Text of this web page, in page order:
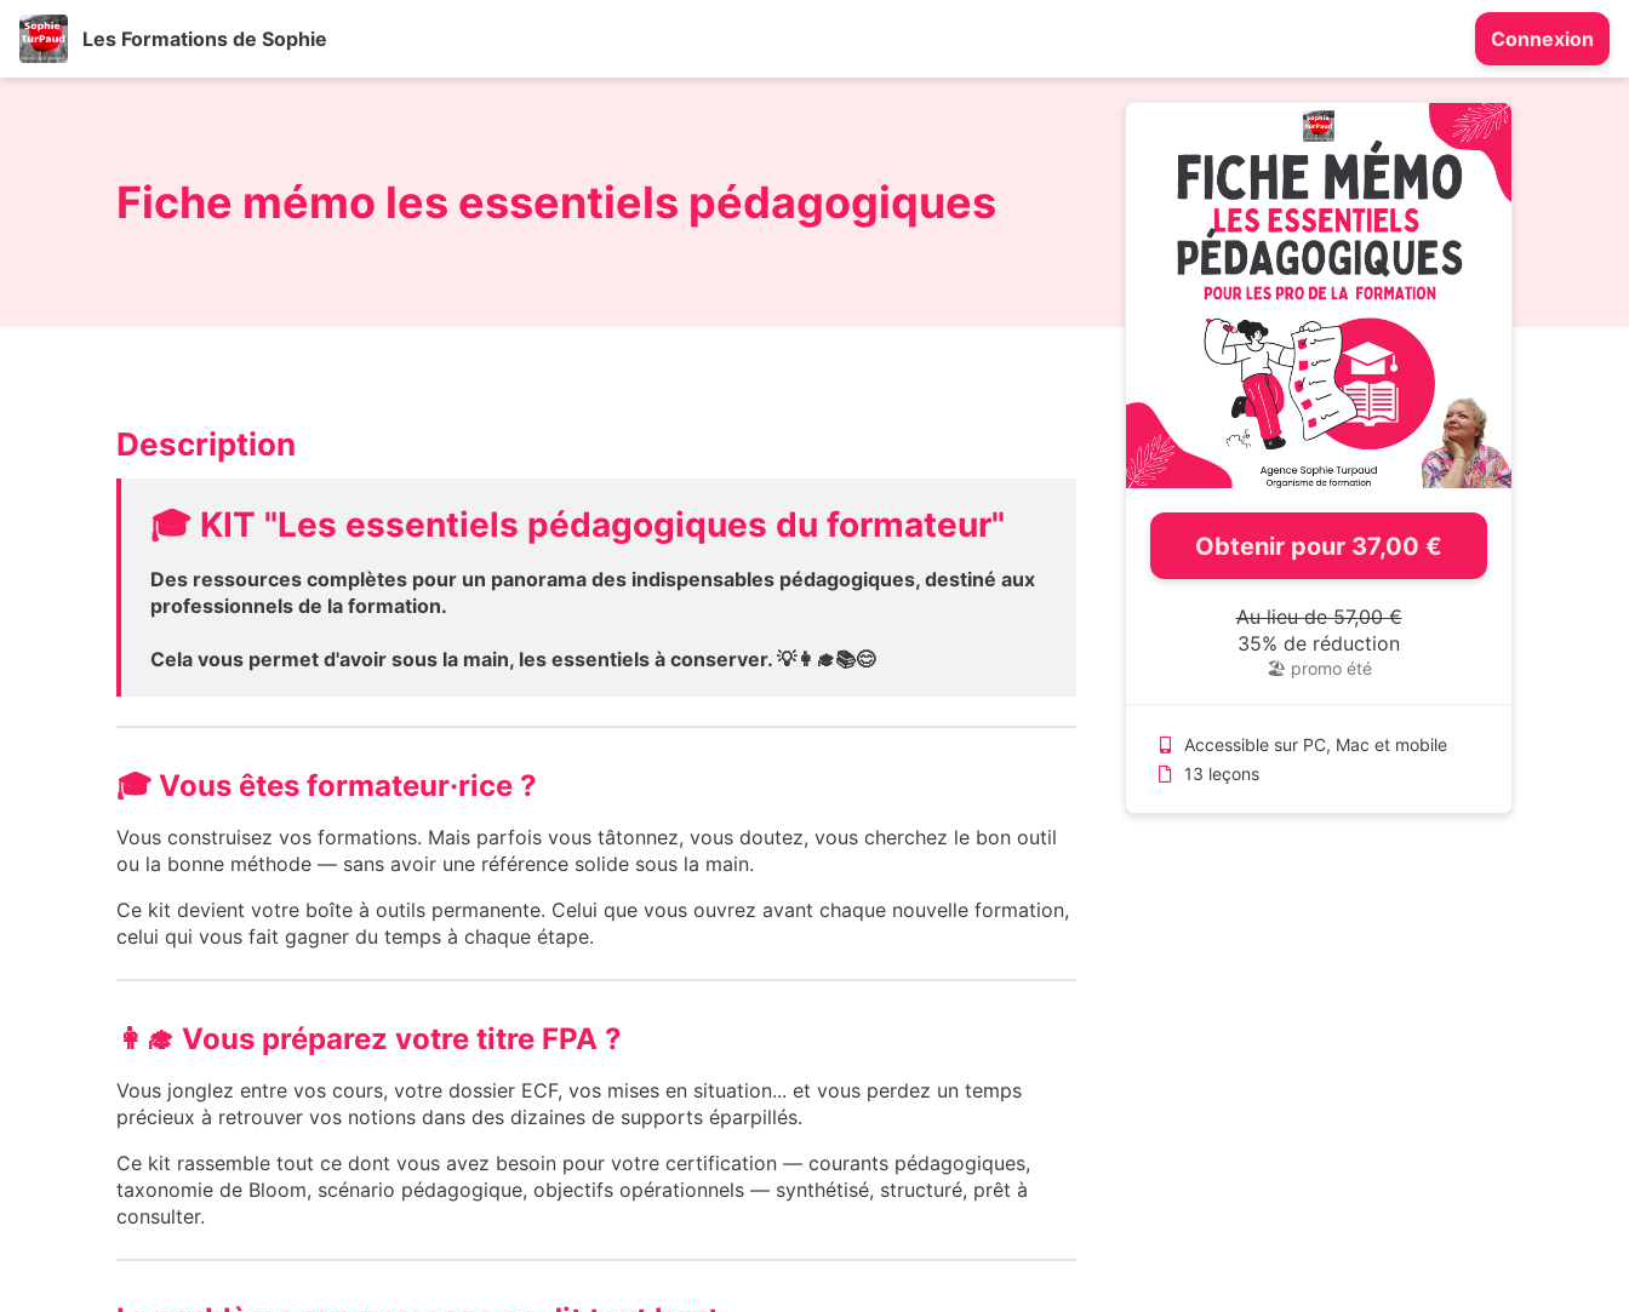
Les Formations de Sophie Connexion
Fiche mémo les essentiels pédagogiques
Obtenir pour 37,00 €
Au lieu de 57,00 €
35% de réduction
🏖️ promo été
Accessible sur PC, Mac et mobile
13 leçons
Description
🎓 KIT "Les essentiels pédagogiques du formateur"
Des ressources complètes pour un panorama des indispensables pédagogiques, destiné aux
professionnels de la formation.
Cela vous permet d'avoir sous la main, les essentiels à conserver. 💡👩‍🎓📚😊
🎓 Vous êtes formateur·rice ?
Vous construisez vos formations. Mais parfois vous tâtonnez, vous doutez, vous cherchez le bon outil
ou la bonne méthode — sans avoir une référence solide sous la main.
Ce kit devient votre boîte à outils permanente. Celui que vous ouvrez avant chaque nouvelle formation,
celui qui vous fait gagner du temps à chaque étape.
👩‍🎓 Vous préparez votre titre FPA ?
Vous jonglez entre vos cours, votre dossier ECF, vos mises en situation... et vous perdez un temps
précieux à retrouver vos notions dans des dizaines de supports éparpillés.
Ce kit rassemble tout ce dont vous avez besoin pour votre certification — courants pédagogiques,
taxonomie de Bloom, scénario pédagogique, objectifs opérationnels — synthétisé, structuré, prêt à
consulter.